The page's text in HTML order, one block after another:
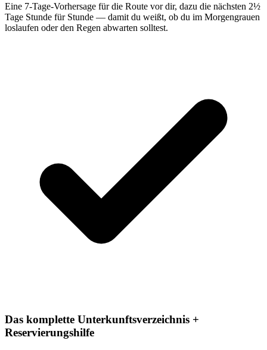
Eine 7-Tage-Vorhersage für die Route vor dir, dazu die nächsten 2½
Tage Stunde für Stunde — damit du weißt, ob du im Morgengrauen
loslaufen oder den Regen abwarten solltest.
Das komplette Unterkunftsverzeichnis +
Reservierungshilfe